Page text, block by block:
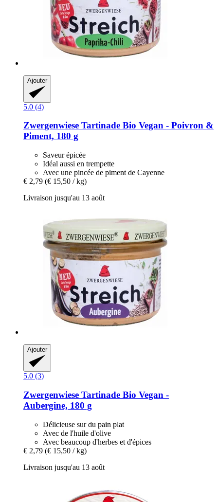
Ajouter
5.0 (4)
Zwergenwiese Tartinade Bio Vegan -​ Poivron &
Piment, 180 g
Saveur épicée
Idéal aussi en trempette
Avec une pincée de piment de Cayenne
€ 2,79 (€ 15,50 / kg)
Livraison jusqu'au 13 août
Ajouter
5.0 (3)
Zwergenwiese Tartinade Bio Vegan -​
Aubergine, 180 g
Délicieuse sur du pain plat
Avec de l'huile d'olive
Avec beaucoup d'herbes et d'épices
€ 2,79 (€ 15,50 / kg)
Livraison jusqu'au 13 août